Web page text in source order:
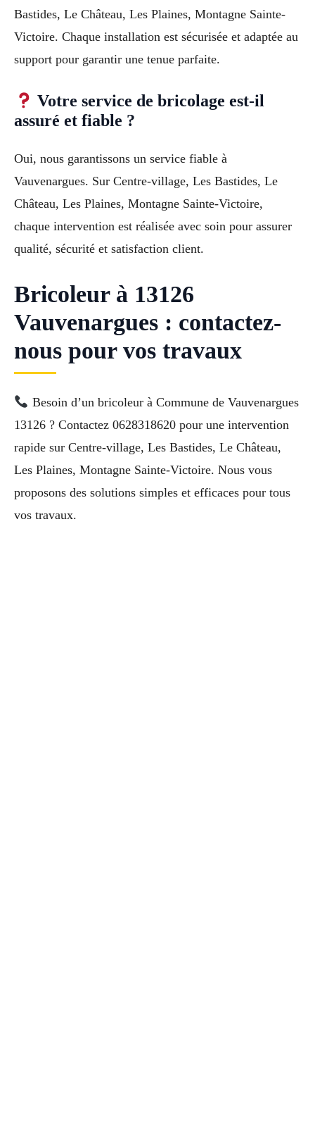
Bastides, Le Château, Les Plaines, Montagne Sainte-
Victoire. Chaque installation est sécurisée et adaptée au
support pour garantir une tenue parfaite.
Votre service de bricolage est-il
assuré et fiable ?
Oui, nous garantissons un service fiable à
Vauvenargues. Sur Centre-village, Les Bastides, Le
Château, Les Plaines, Montagne Sainte-Victoire,
chaque intervention est réalisée avec soin pour assurer
qualité, sécurité et satisfaction client.
Bricoleur à 13126
Vauvenargues : contactez-
nous pour vos travaux
Besoin d’un bricoleur à Commune de Vauvenargues
13126 ? Contactez 0628318620 pour une intervention
rapide sur Centre-village, Les Bastides, Le Château,
Les Plaines, Montagne Sainte-Victoire. Nous vous
proposons des solutions simples et efficaces pour tous
vos travaux.